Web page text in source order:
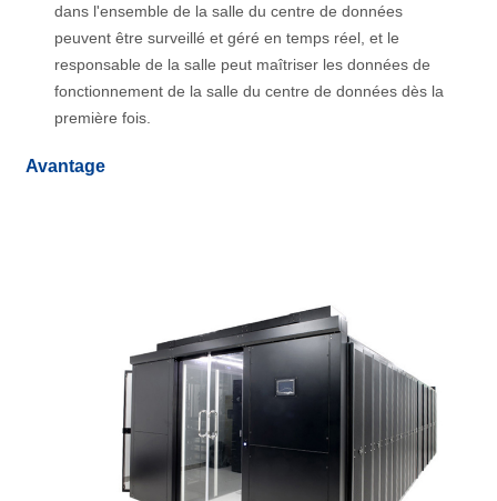
dans l'ensemble de la salle du centre de données
peuvent être surveillé et géré en temps réel, et le
responsable de la salle peut maîtriser les données de
fonctionnement de la salle du centre de données dès la
première fois.
Avantage